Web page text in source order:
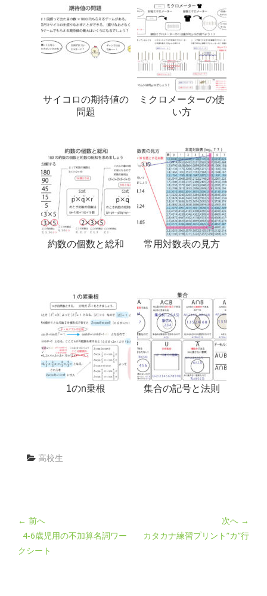
サイコロの期待値の
問題
ミクロメーターの使
い方
約数の個数と総和 常用対数表の見方
1のn乗根 集合の記号と法則
高校生
← 前へ
4-6歳児用の不加算名詞ワー
クシート
次へ →
カタカナ練習プリント”カ”行